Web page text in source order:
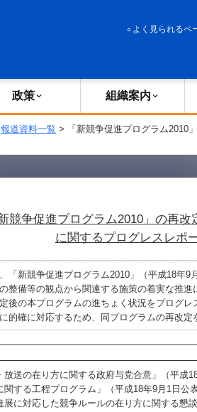
よく見られるペ
政策 組織案内
報道資料一覧 > 「新競争促進プログラム2010
新競争促進プログラム2010」の再
に関するプログレスレポ
「新競争促進プログラム2010」（平成18年9
整備等の観点から関連する施策の着実な推進
後の本プログラムの進ちょく状況をプログ
的確に対応するため、同プログラムの再改定
送の在り方に関する政府与党合意」（平成
関する工程プログラム」（平成18年9月1日公
展に対応した競争ルールの在り方に関する